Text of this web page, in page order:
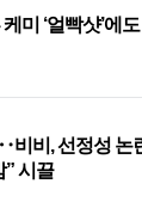
미 ‘얼빡샷’에
비비, 선정성 논
” 시끌